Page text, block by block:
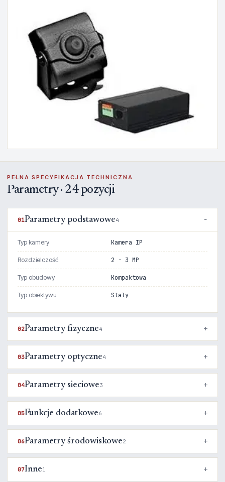
PEŁNA SPECYFIKACJA TECHNICZNA
Parametry · 24 pozycji
01Parametry podstawowe4
Typ kamery Kamera IP
Rozdzielczość 2 - 3 MP
Typ obudowy Kompaktowa
Typ obiektywu Staly
02Parametry fizyczne4
03Parametry optyczne4
04Parametry sieciowe3
05Funkcje dodatkowe6
06Parametry środowiskowe2
07Inne1